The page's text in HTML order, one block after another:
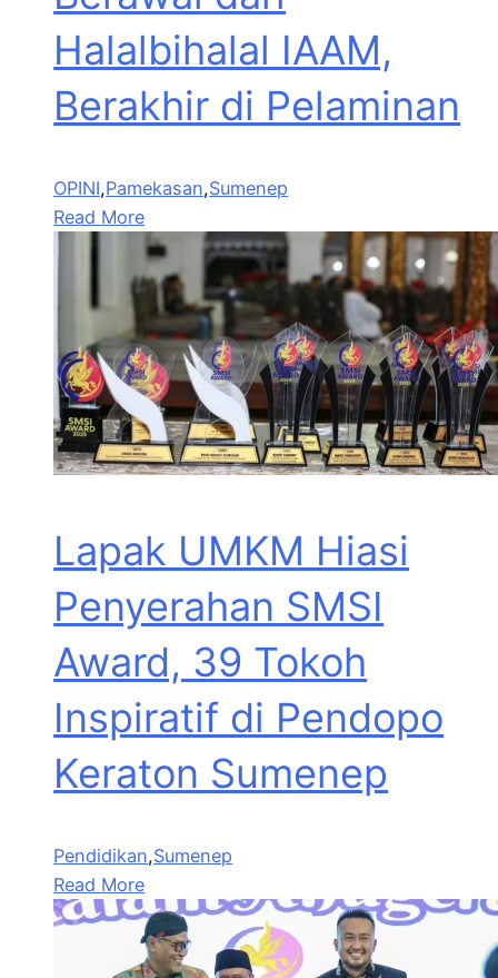
Halalbihalal IAAM,
Berakhir di Pelaminan
OPINI,Pamekasan,Sumenep
Read More
Lapak UMKM Hiasi
Penyerahan SMSI
Award, 39 Tokoh
Inspiratif di Pendopo
Keraton Sumenep
Pendidikan,Sumenep
Read More